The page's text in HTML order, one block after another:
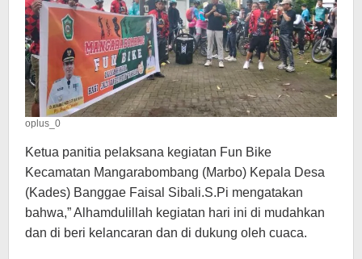
oplus_0
Ketua panitia pelaksana kegiatan Fun Bike
Kecamatan Mangarabombang (Marbo) Kepala Desa
(Kades) Banggae Faisal Sibali.S.Pi mengatakan
bahwa,” Alhamdulillah kegiatan hari ini di mudahkan
dan di beri kelancaran dan di dukung oleh cuaca.